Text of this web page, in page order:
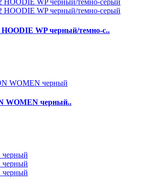
WP черный/темно-с..
WOMEN черный..